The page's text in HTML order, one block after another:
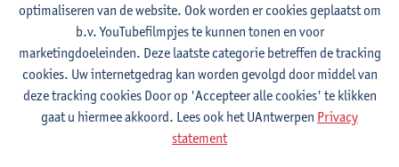
Contact
Stadscampus
Toon e-mailadres
Kleine Kauwenberg 12
optimaliseren van de website. Ook worden er cookies geplaatst om
b.v. YouTubefilmpjes te kunnen tonen en voor
marketingdoeleinden. Deze laatste categorie betreffen de tracking
cookies. Uw internetgedrag kan worden gevolgd door middel van
deze tracking cookies Door op 'Accepteer alle cookies' te klikken
gaat u hiermee akkoord. Lees ook het UAntwerpen Privacy
statement